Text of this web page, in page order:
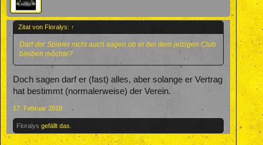
Zitat von Floralys: ↑
Darf der Spieler nicht auch sagen ob er bei dem jetzigen Club
bleiben môchte?
Doch sagen darf er (fast) alles, aber solange er Vertrag
hat bestimmt (normalerweise) der Verein.
17. Februar 2018
Floralys gefällt das.